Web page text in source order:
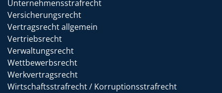
Unternehmensstrafrecht
Versicherungsrecht
Vertragsrecht allgemein
Vertriebsrecht
Verwaltungsrecht
Wettbewerbsrecht
Werkvertragsrecht
Wirtschaftsstrafrecht / Korruptionsstrafrecht